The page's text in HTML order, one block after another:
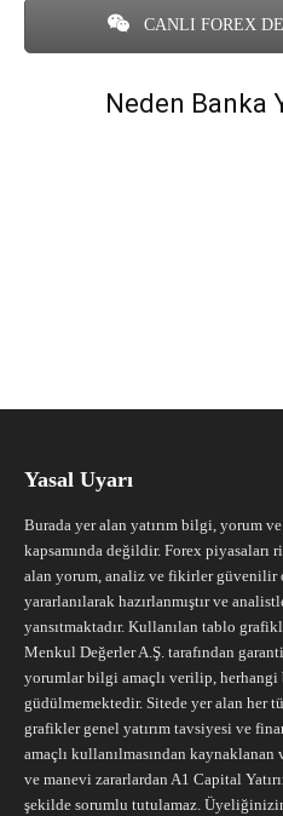
CANLI FOREX
Neden Banka
Yasal Uyarı
Burada yer alan yatırım bilgi, yorum ve
kapsamında değildir. Forex
alan yorum, analiz ve fikirler güvenilir
yararlanılarak hazırlanmıştır ve
yansıtmaktadır. Kullanılan tablo
Menkul Değerler A.Ş. tarafından
yorumlar bilgi amaçlı verilip, herhangi
güdülmemektedir. Sitede yer alan her
grafikler genel yatırım tavsiyesi ve
amaçlı kullanılmasından
ve manevi zararlardan A1 Capital
şekilde sorumlu tutulamaz.